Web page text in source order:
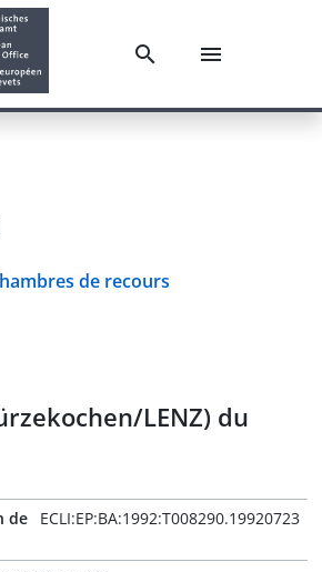
de recours
LENZ) du
de
ECLI:EP:BA:1992:T008290.19920723